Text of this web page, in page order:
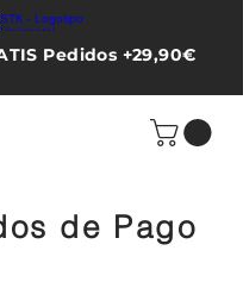
Pedidos +29,90€
de Pago